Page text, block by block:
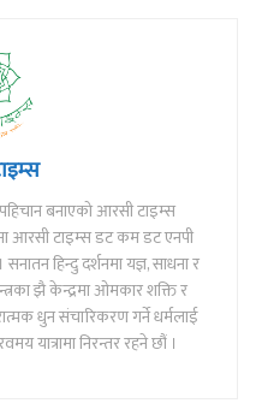
बनाएको आरसी टाइम्स
आरसी टाइम्स डट कम डट एनपी
सनातन हिन्दु दर्शनमा यज्ञ, साधना र
झै केन्द्रमा ओमकार शक्ति र
धुन संचारिकरण गर्ने धर्मलाई
यात्रामा निरन्तर रहने छौं ।